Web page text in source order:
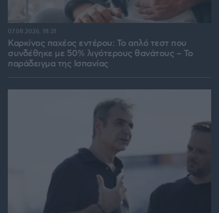
Καρκίνος παχέος εντέρου: Το απλό τεστ που
συνδέθηκε με 50% λιγότερους θανάτους – Το
παράδειγμα της Ισπανίας
07.08.2026, 18:31